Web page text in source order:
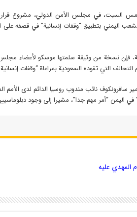
السبت، في مجلس الأمن الدولي، مشروع قرار
اليمني بتطبيق “وقفات إنسانية” في قصفه على
فإن نسخة من وثيقة سلمتها موسكو لأعضاء
التي تقوده السعودية بمراعاة “وقفات
سافرونكوف نائب مندوب روسيا الدائم لدى الأمم
اليمن “أمر مهم جدا”، مشيرا إلى وجود
المهدي عليه